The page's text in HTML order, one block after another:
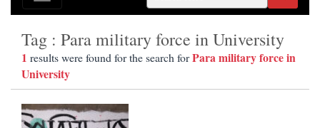
Tag : Para military force in University
1 results were found for the search forPara military force in
University